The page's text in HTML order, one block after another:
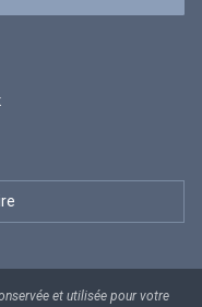
et utilisée pour votre